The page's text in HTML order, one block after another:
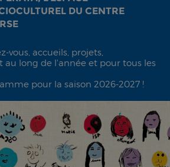
DU CENTRE
vous, accueils, projets,
long de l'année et pour tous les
pour la saison 2026-2027 !